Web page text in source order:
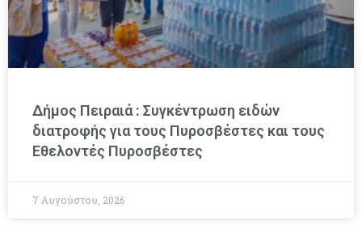
Δήμος Πειραιά : Συγκέντρωση ειδών
διατροφής για τους Πυροσβέστες και τους
Εθελοντές Πυροσβέστες
7 Αυγούστου, 2026